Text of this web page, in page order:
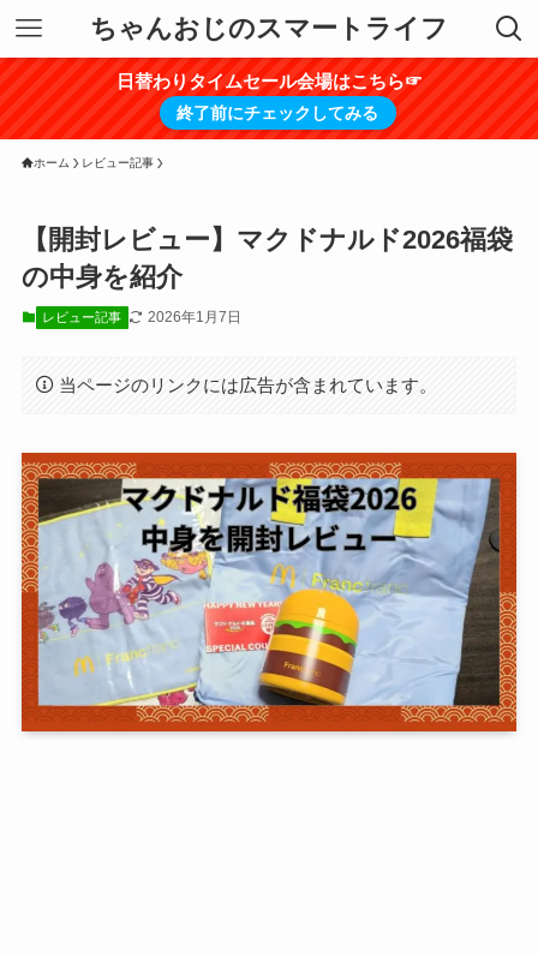
ちゃんおじのスマートライフ
日替わりタイムセール会場はこちら☞
終了前にチェックしてみる
ホーム レビュー記事
【開封レビュー】マクドナルド2026福袋
の中身を紹介
レビュー記事 2026年1月7日
当ページのリンクには広告が含まれています。